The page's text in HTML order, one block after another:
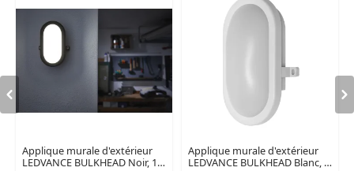
Applique murale d'extérieur
LEDVANCE BULKHEAD Noir, 1
Applique murale d'extérieur
LEDVANCE BULKHEAD Blanc, 1